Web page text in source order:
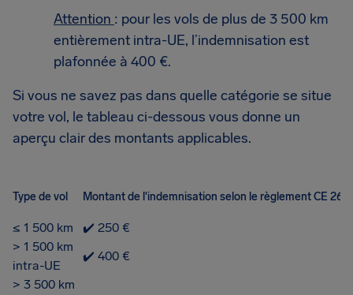
Attention : pour les vols de plus de 3 500 km
entièrement intra-UE, l’indemnisation est
plafonnée à 400 €.
Si vous ne savez pas dans quelle catégorie se situe
votre vol, le tableau ci-dessous vous donne un
aperçu clair des montants applicables.
Type de vol Montant de l'indemnisation selon le règlement CE
≤ 1 500 km
✔️ 250 €
> 1 500 km
intra-UE
✔️ 400 €
> 3 500 km